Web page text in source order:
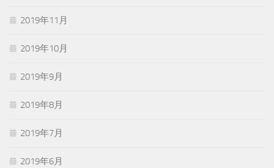
2019年11月
2019年10月
2019年9月
2019年8月
2019年7月
2019年6月